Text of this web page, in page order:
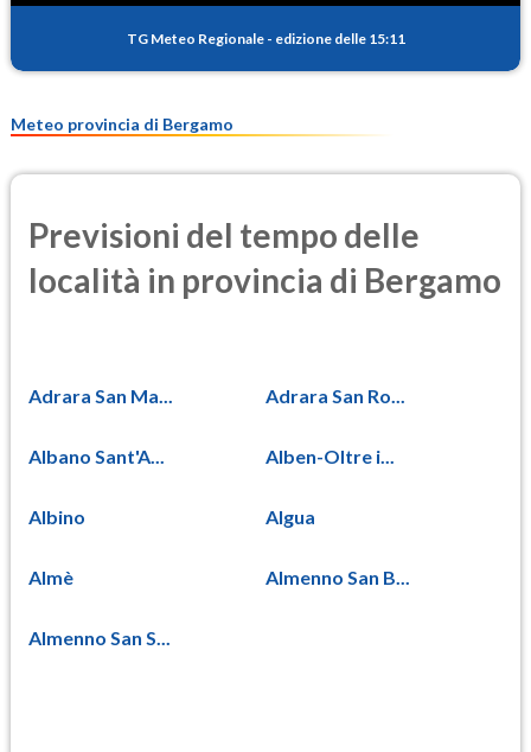
PM25
TG Meteo Regionale - edizione delle 15:11
Meteo provincia di Bergamo
Previsioni del tempo delle
località in provincia di Bergamo
Adrara San Ma... Adrara San Ro...
Albano Sant'A... Alben-Oltre i...
Albino Algua
Almè Almenno San B...
Almenno San S...